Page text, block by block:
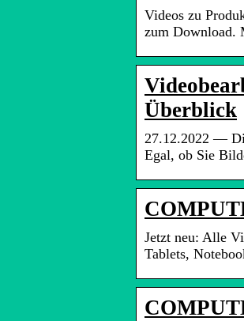
Videos zu
zum Download.
Überblick
27.12.2022 —
Egal, ob Sie
Jetzt neu: Alle
Tablets,